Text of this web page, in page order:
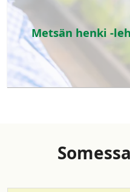
Metsän henki -